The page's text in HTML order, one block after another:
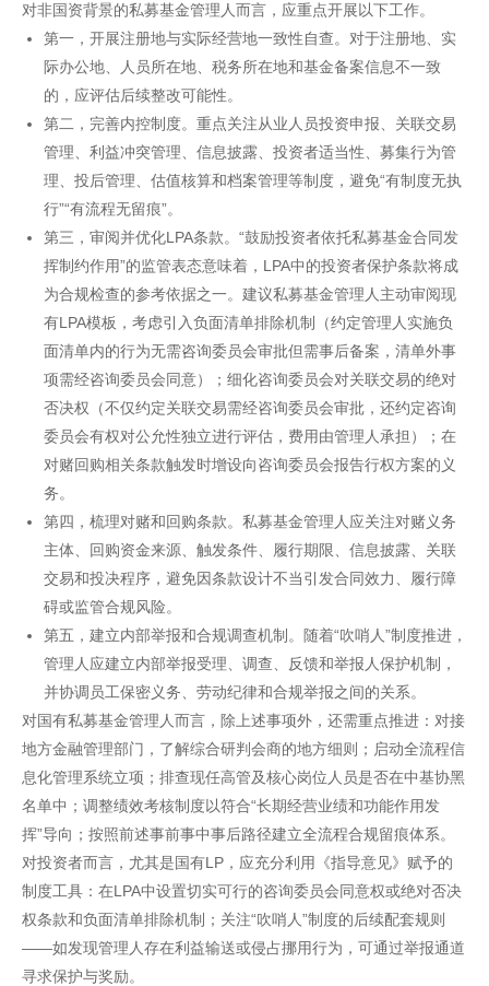
对非国资背景的私募基金管理人而言，应重点开展以下工作。
第一，开展注册地与实际经营地一致性自查。对于注册地、实
际办公地、人员所在地、税务所在地和基金备案信息不一致
的，应评估后续整改可能性。
第二，完善内控制度。重点关注从业人员投资申报、关联交易
管理、利益冲突管理、信息披露、投资者适当性、募集行为管
理、投后管理、估值核算和档案管理等制度，避免“有制度无执
行”“有流程无留痕”。
第三，审阅并优化LPA条款。“鼓励投资者依托私募基金合同发
挥制约作用”的监管表态意味着，LPA中的投资者保护条款将成
为合规检查的参考依据之一。建议私募基金管理人主动审阅现
有LPA模板，考虑引入负面清单排除机制（约定管理人实施负
面清单内的行为无需咨询委员会审批但需事后备案，清单外事
项需经咨询委员会同意）；细化咨询委员会对关联交易的绝对
否决权（不仅约定关联交易需经咨询委员会审批，还约定咨询
委员会有权对公允性独立进行评估，费用由管理人承担）；在
对赌回购相关条款触发时增设向咨询委员会报告行权方案的义
务。
第四，梳理对赌和回购条款。私募基金管理人应关注对赌义务
主体、回购资金来源、触发条件、履行期限、信息披露、关联
交易和投决程序，避免因条款设计不当引发合同效力、履行障
碍或监管合规风险。
第五，建立内部举报和合规调查机制。随着“吹哨人”制度推进，
管理人应建立内部举报受理、调查、反馈和举报人保护机制，
并协调员工保密义务、劳动纪律和合规举报之间的关系。
对国有私募基金管理人而言，除上述事项外，还需重点推进：对接
地方金融管理部门，了解综合研判会商的地方细则；启动全流程信
息化管理系统立项；排查现任高管及核心岗位人员是否在中基协黑
名单中；调整绩效考核制度以符合“长期经营业绩和功能作用发
挥”导向；按照前述事前事中事后路径建立全流程合规留痕体系。
对投资者而言，尤其是国有LP，应充分利用《指导意见》赋予的
制度工具：在LPA中设置切实可行的咨询委员会同意权或绝对否决
权条款和负面清单排除机制；关注“吹哨人”制度的后续配套规则
——如发现管理人存在利益输送或侵占挪用行为，可通过举报通道
寻求保护与奖励。